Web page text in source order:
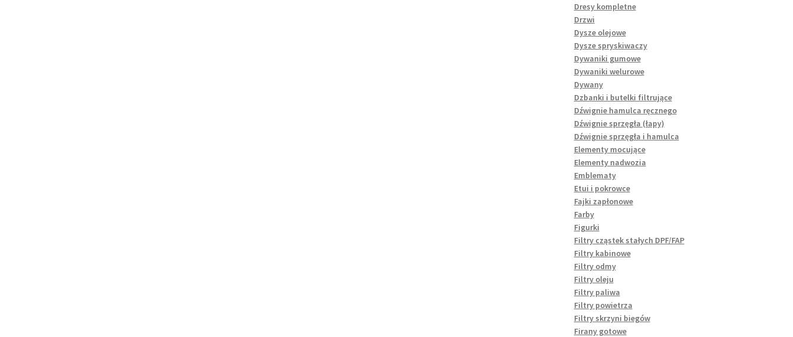
Dresy kompletne
Drzwi
Dysze olejowe
Dysze spryskiwaczy
Dywaniki gumowe
Dywaniki welurowe
Dywany
Dzbanki i butelki filtrujące
Dźwignie hamulca ręcznego
Dźwignie sprzęgła (łapy)
Dźwignie sprzęgła i hamulca
Elementy mocujące
Elementy nadwozia
Emblematy
Etui i pokrowce
Fajki zapłonowe
Farby
Figurki
Filtry cząstek stałych DPF/FAP
Filtry kabinowe
Filtry odmy
Filtry oleju
Filtry paliwa
Filtry powietrza
Filtry skrzyni biegów
Firany gotowe